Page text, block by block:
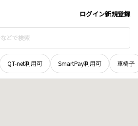
ログイン新規登録
QT-net利用可 SmartPay利用可 車椅子